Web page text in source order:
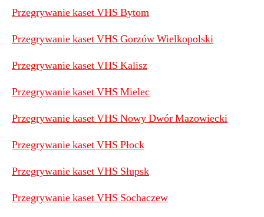
Przegrywanie kaset VHS Bytom
Przegrywanie kaset VHS Gorzów Wielkopolski
Przegrywanie kaset VHS Kalisz
Przegrywanie kaset VHS Mielec
Przegrywanie kaset VHS Nowy Dwór Mazowiecki
Przegrywanie kaset VHS Płock
Przegrywanie kaset VHS Słupsk
Przegrywanie kaset VHS Sochaczew